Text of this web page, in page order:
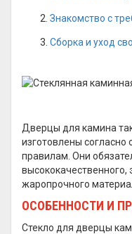
Знакомство с
Сборка и уход
Дверцы для камина
изготовлены
правилам. Они
высококачественного,
жаропрочного
ОСОБЕННОСТИ И
Стекло для дверцы